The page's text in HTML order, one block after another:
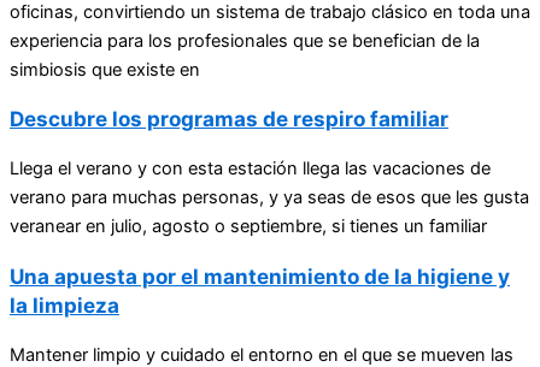
oficinas, convirtiendo un sistema de trabajo clásico en toda una
experiencia para los profesionales que se benefician de la
simbiosis que existe en
Descubre los programas de respiro familiar
Llega el verano y con esta estación llega las vacaciones de
verano para muchas personas, y ya seas de esos que les gusta
veranear en julio, agosto o septiembre, si tienes un familiar
Una apuesta por el mantenimiento de la higiene y
la limpieza
Mantener limpio y cuidado el entorno en el que se mueven las